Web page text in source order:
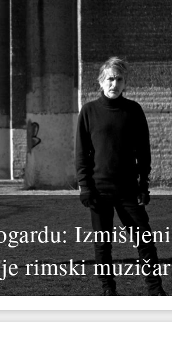
Izmišljeni
rimski muzičar